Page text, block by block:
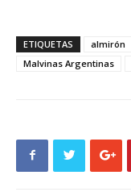
ETIQUETAS almirón
Malvinas Argentinas